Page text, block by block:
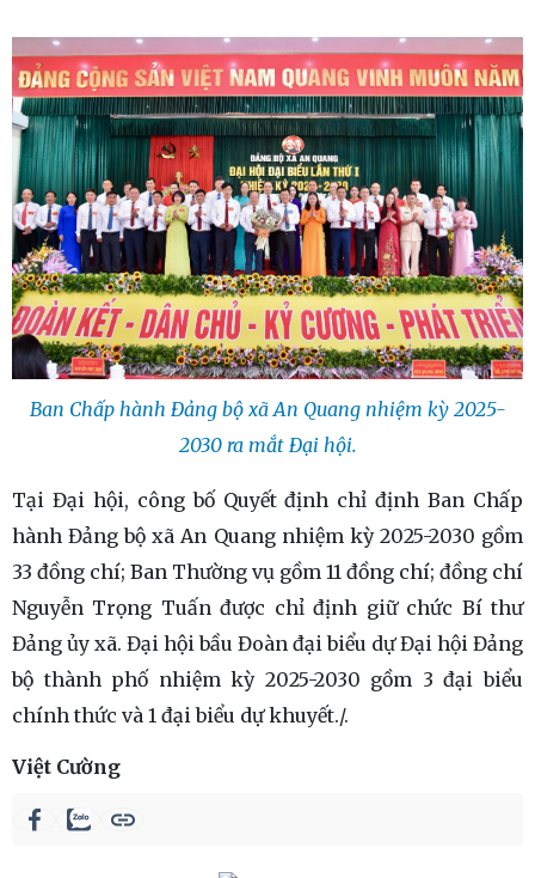
Ban Chấp hành Đảng bộ xã An Quang nhiệm kỳ 2025-
2030 ra mắt Đại hội.
Tại Đại hội, công bố Quyết định chỉ định Ban Chấp
hành Đảng bộ xã An Quang nhiệm kỳ 2025-2030 gồm
33 đồng chí; Ban Thường vụ gồm 11 đồng chí; đồng chí
Nguyễn Trọng Tuấn được chỉ định giữ chức Bí thư
Đảng ủy xã. Đại hội bầu Đoàn đại biểu dự Đại hội Đảng
bộ thành phố nhiệm kỳ 2025-2030 gồm 3 đại biểu
chính thức và 1 đại biểu dự khuyết./.
Việt Cường